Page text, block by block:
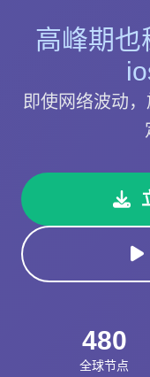
高峰期也
即使网络波动
480
全球节点